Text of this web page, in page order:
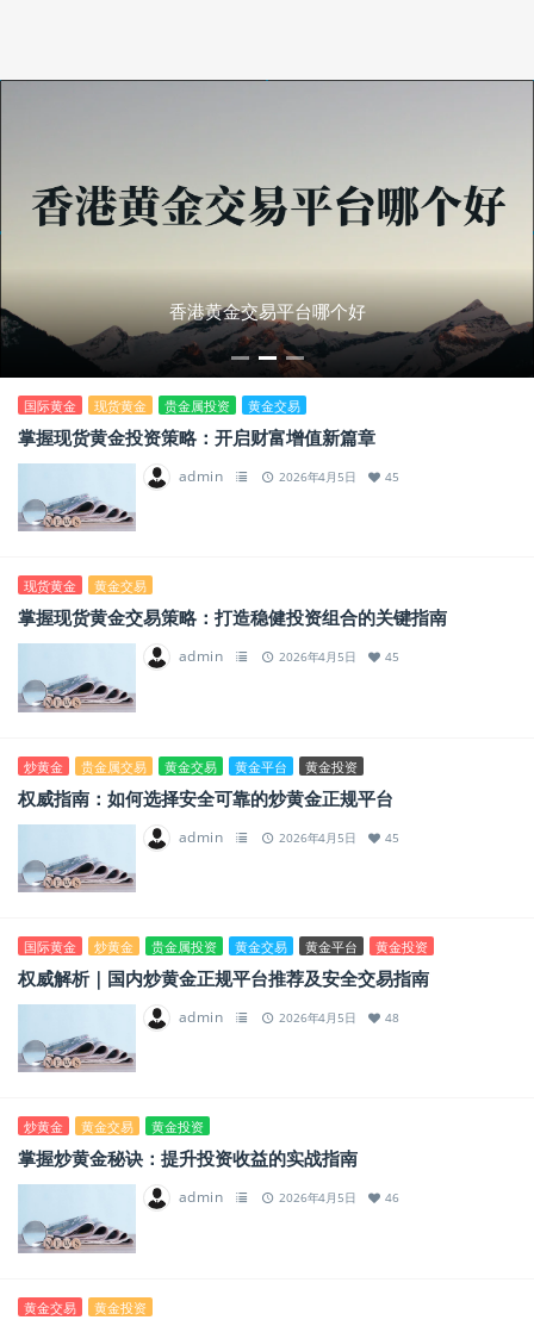
香港黄金交易平台哪个好
国际黄金 现货黄金 贵金属投资 黄金交易
掌握现货黄金投资策略：开启财富增值新篇章
admin 2026年4月5日 45
现货黄金 黄金交易
掌握现货黄金交易策略：打造稳健投资组合的关键指南
admin 2026年4月5日 45
炒黄金 贵金属交易 黄金交易 黄金平台 黄金投资
权威指南：如何选择安全可靠的炒黄金正规平台
admin 2026年4月5日 45
国际黄金 炒黄金 贵金属投资 黄金交易 黄金平台 黄金投资
权威解析｜国内炒黄金正规平台推荐及安全交易指南
admin 2026年4月5日 48
炒黄金 黄金交易 黄金投资
掌握炒黄金秘诀：提升投资收益的实战指南
admin 2026年4月5日 46
黄金交易 黄金投资